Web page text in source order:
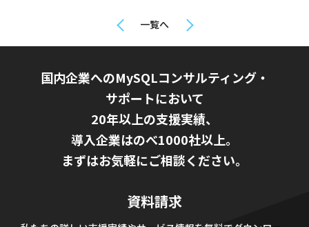
一覧へ
国内企業へのMySQLコンサルティング・
サポートにおいて
20年以上の支援実績、
導入企業はのべ1000社以上。
まずはお気軽にご相談ください。
資料請求